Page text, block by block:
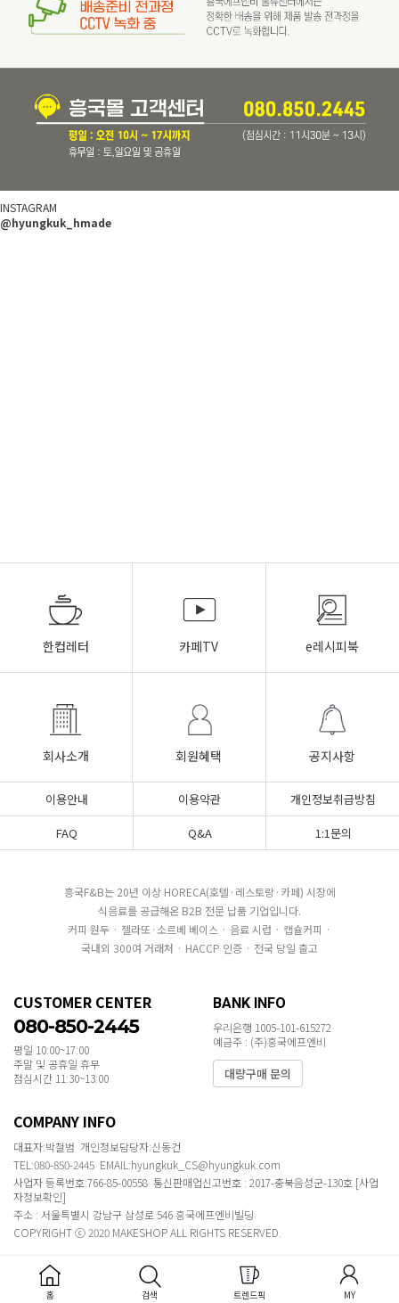
INSTAGRAM
@hyungkuk_hmade
한컵레터 카페TV e레시피북
회사소개 회원혜택 공지사항
이용안내 이용약관
개인정보취급방침
FAQ
Q&A 1:1문의
흥국F&B는 20년 이상 HORECA(호텔·레스토랑·카페) 시장에
식음료를 공급해온 B2B 전문 납품 기업입니다.
커피 원두 · 젤라또·소르베 베이스 · 음료 시럽 · 캡슐커피 ·
국내외 300여 거래처 · HACCP 인증 · 전국 당일 출고
CUSTOMER CENTER
080-850-2445
평일 10:00~17:00
주말 및 공휴일 휴무
점심시간 11:30~13:00
BANK INFO
우리은행 1005-101-615272
예금주 : (주)흥국에프엔비
대량구매 문의
COMPANY INFO
대표자:박철범 개인정보담당자:신동건
TEL:080-850-2445 EMAIL:hyungkuk_CS@hyungkuk.com
사업자 등록번호:766-85-00558 통신판매업신고번호 : 2017-충북음성군-130호 [사업
자정보확인]
주소 : 서울특별시 강남구 삼성로 546 흥국에프엔비빌딩
COPYRIGHT ⓒ 2020 MAKESHOP ALL RIGHTS RESERVED.
홈 검색 트렌드픽 MY